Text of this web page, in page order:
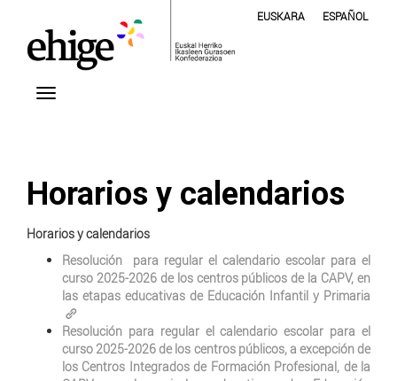
EUSKARA ESPAÑOL
Horarios y calendarios
Horarios y calendarios
Resolución para regular el calendario escolar para el
curso 2025-2026 de los centros públicos de la CAPV, en
las etapas educativas de Educación Infantil y Primaria
Resolución para regular el calendario escolar para el
curso 2025-2026 de los centros públicos, a excepción de
los Centros Integrados de Formación Profesional, de la